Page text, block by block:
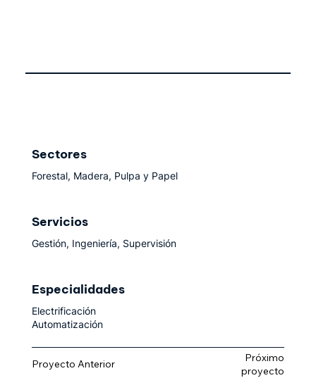
Sectores
Forestal, Madera, Pulpa y Papel
Servicios
Gestión, Ingeniería, Supervisión
Especialidades
Electrificación
Automatización
Próximo
proyecto
Proyecto Anterior